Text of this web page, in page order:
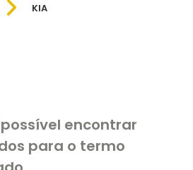
KIA
encontrar
para o termo